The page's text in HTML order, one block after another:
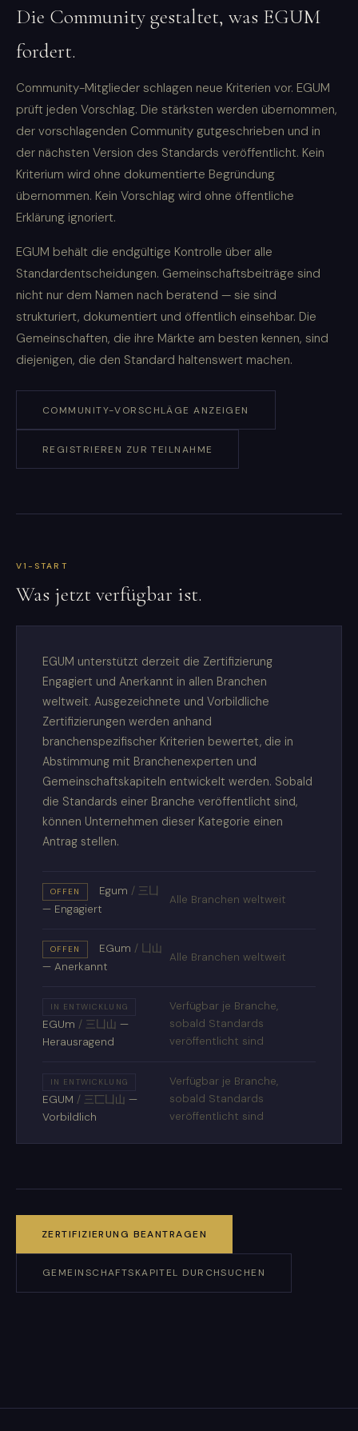
Die Community gestaltet, was EGUM
fordert.
Community-Mitglieder schlagen neue Kriterien vor. EGUM
prüft jeden Vorschlag. Die stärksten werden übernommen,
der vorschlagenden Community gutgeschrieben und in
der nächsten Version des Standards veröffentlicht. Kein
Kriterium wird ohne dokumentierte Begründung
übernommen. Kein Vorschlag wird ohne öffentliche
Erklärung ignoriert.
EGUM behält die endgültige Kontrolle über alle
Standardentscheidungen. Gemeinschaftsbeiträge sind
nicht nur dem Namen nach beratend — sie sind
strukturiert, dokumentiert und öffentlich einsehbar. Die
Gemeinschaften, die ihre Märkte am besten kennen, sind
diejenigen, die den Standard haltenswert machen.
COMMUNITY-VORSCHLÄGE ANZEIGEN
REGISTRIEREN ZUR TEILNAHME
V1-START
Was jetzt verfügbar ist.
EGUM unterstützt derzeit die Zertifizierung
Engagiert und Anerkannt in allen Branchen
weltweit. Ausgezeichnete und Vorbildliche
Zertifizierungen werden anhand
branchenspezifischer Kriterien bewertet, die in
Abstimmung mit Branchenexperten und
Gemeinschaftskapiteln entwickelt werden. Sobald
die Standards einer Branche veröffentlicht sind,
können Unternehmen dieser Kategorie einen
Antrag stellen.
OFFEN Egum / 三凵
— Engagiert
Alle Branchen weltweit
OFFEN EGum / 凵山
— Anerkannt
Alle Branchen weltweit
IN ENTWICKLUNG
EGUm / 三凵山 —
Herausragend
Verfügbar je Branche,
sobald Standards
veröffentlicht sind
IN ENTWICKLUNG
EGUM / 三匸凵山 —
Vorbildlich
Verfügbar je Branche,
sobald Standards
veröffentlicht sind
ZERTIFIZIERUNG BEANTRAGEN
GEMEINSCHAFTSKAPITEL DURCHSUCHEN